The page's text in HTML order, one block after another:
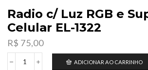
Radio c/ Luz RGB e
Celular EL-1322
R$ 75,00
Radio
ADICIONAR AO CARRINHO